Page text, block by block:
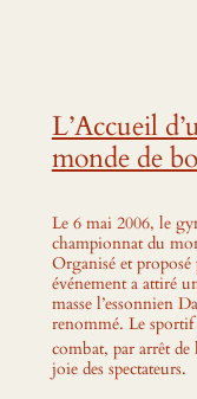
L’Accueil
monde de
Le 6 mai 2006, le
championnat du
Organisé et
événement a attiré
masse l’essonnien
renommé. Le
combat, par arrêt de
joie des spectateurs.